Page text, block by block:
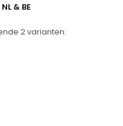
NL & BE
2varianten: